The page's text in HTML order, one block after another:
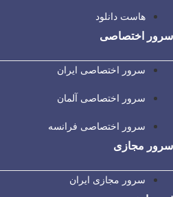
هاست دانلود
سرور اختصاصی
سرور اختصاصی ایران
سرور اختصاصی آلمان
سرور اختصاصی فرانسه
سرور مجازی
سرور مجازی ایران